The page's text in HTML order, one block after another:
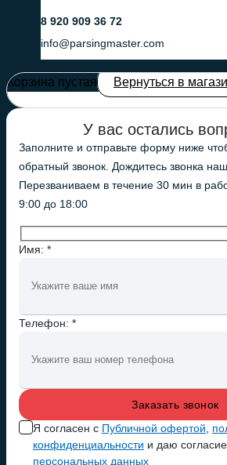
8 920 909 36 72
info@parsingmaster.com
Корзина пустая Вернуться в
У вас остались
Заполните и отправьте форму ниже
обратный звонок. Дождитесь звонка
Перезваниваем в течение 30 мин в
9:00 до 18:00
Имя: *
Телефон: *
Я согласен с Публичной офертой
конфиденциальности и даю
персональных данных